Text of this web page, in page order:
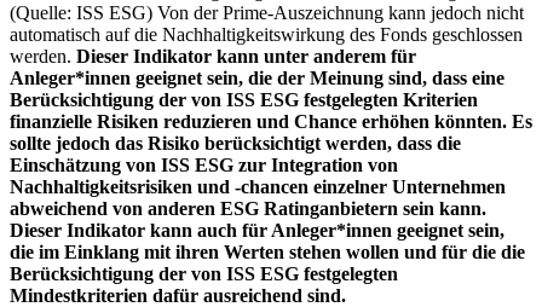
(Quelle: ISS ESG) Von der Prime-Auszeichnung kann jedoch nicht
automatisch auf die Nachhaltigkeitswirkung des Fonds geschlossen
werden. Dieser Indikator kann unter anderem für
Anleger*innen geeignet sein, die der Meinung sind, dass eine
Berücksichtigung der von ISS ESG festgelegten Kriterien
finanzielle Risiken reduzieren und Chance erhöhen könnten. Es
sollte jedoch das Risiko berücksichtigt werden, dass die
Einschätzung von ISS ESG zur Integration von
Nachhaltigkeitsrisiken und -chancen einzelner Unternehmen
abweichend von anderen ESG Ratinganbietern sein kann.
Dieser Indikator kann auch für Anleger*innen geeignet sein,
die im Einklang mit ihren Werten stehen wollen und für die die
Berücksichtigung der von ISS ESG festgelegten
Mindestkriterien dafür ausreichend sind.